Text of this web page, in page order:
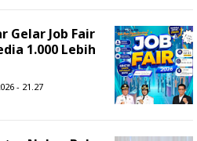
Gelar Job Fair
1.000 Lebih
- 21.27